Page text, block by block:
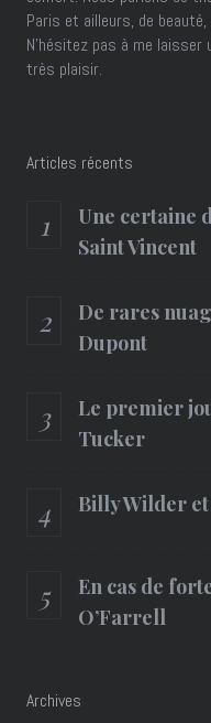
Paris et ailleurs, de beauté,
N'hésitez pas à me laisser
très plaisir.
Articles récents
Une certaine
Saint Vincent
De rares
Dupont
Le premier
Tucker
Billy Wilder et
En cas de
O’Farrell
Archives